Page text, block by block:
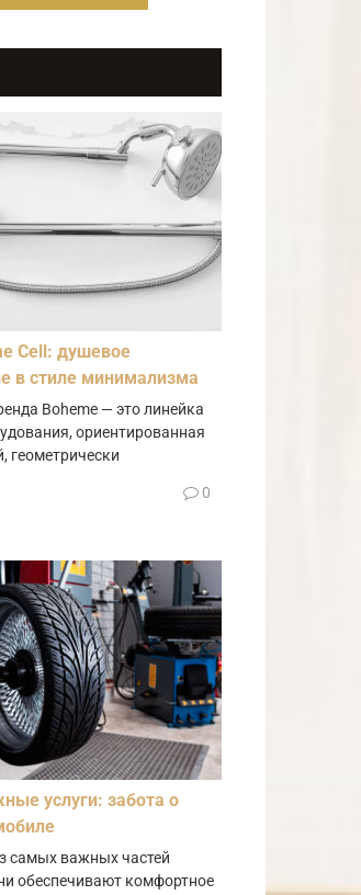
Cell: душевое
в стиле минимализма
Boheme — это линейка
ориентированная
геометрически
0
услуги: забота о
самых важных частей
обеспечивают комфортное